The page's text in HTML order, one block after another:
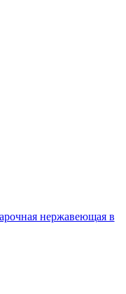
нержавеющая в